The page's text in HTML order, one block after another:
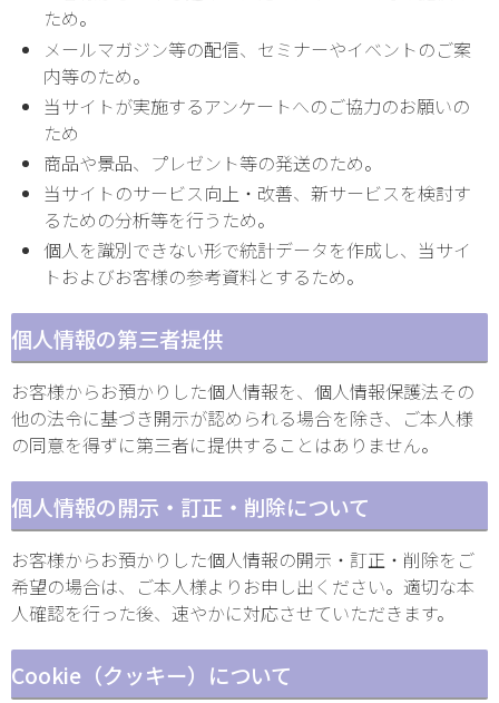
ため。
メールマガジン等の配信、セミナーやイベントのご案
内等のため。
当サイトが実施するアンケートへのご協力のお願いの
ため
商品や景品、プレゼント等の発送のため。
当サイトのサービス向上・改善、新サービスを検討す
るための分析等を行うため。
個人を識別できない形で統計データを作成し、当サイ
トおよびお客様の参考資料とするため。
個人情報の第三者提供
お客様からお預かりした個人情報を、個人情報保護法その
他の法令に基づき開示が認められる場合を除き、ご本人様
の同意を得ずに第三者に提供することはありません。
個人情報の開示・訂正・削除について
お客様からお預かりした個人情報の開示・訂正・削除をご
希望の場合は、ご本人様よりお申し出ください。適切な本
人確認を行った後、速やかに対応させていただきます。
Cookie（クッキー）について